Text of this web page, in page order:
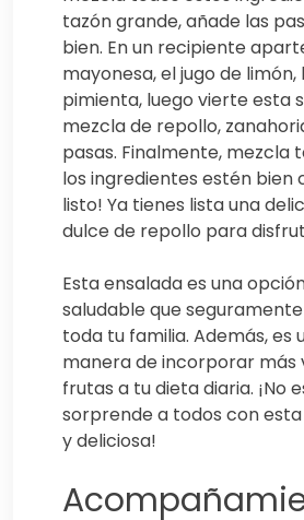
tazón grande, añade las
bien. En un recipiente
mayonesa, el jugo de limón,
pimienta, luego vierte esta
mezcla de repollo,
pasas. Finalmente, mezcla
los ingredientes estén bien
listo! Ya tienes lista una
dulce de repollo para
Esta ensalada es una
saludable que
toda tu familia. Además, es
manera de incorporar más
frutas a tu dieta diaria. ¡No
sorprende a todos con
y deliciosa!